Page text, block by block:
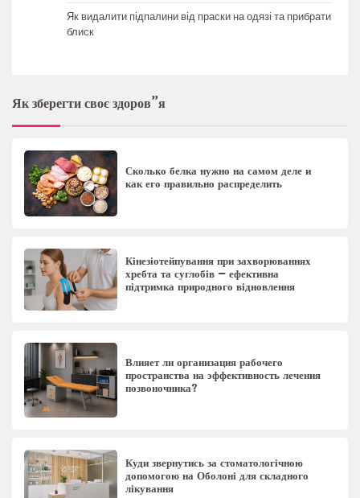
Як видалити підпалини від праски на одязі та прибрати
блиск
Як зберегти своє здоров”я
Сколько белка нужно на самом деле и
как его правильно распределить
Кінезіотейпування при захворюваннях
хребта та суглобів – ефективна
підтримка природного відновлення
Влияет ли организация рабочего
пространства на эффективность лечения
позвоночника?
Куди звернутись за стоматологічною
допомогою на Оболоні для складного
лікування